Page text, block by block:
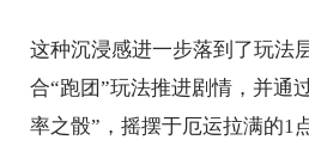
这种沉浸感进一步落到了玩法
合“跑团”玩法推进剧情，并通
率之骰”，摇摆于厄运拉满的1